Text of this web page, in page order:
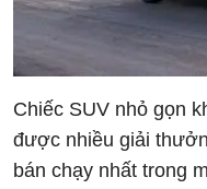
Chiếc SUV nhỏ gọn
được nhiều giải
bán chạy nhất trong